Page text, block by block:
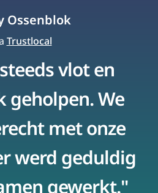
Ossenblok
Trustlocal
vlot en
geholpen. We
met onze
werd geduldig
gewerkt."